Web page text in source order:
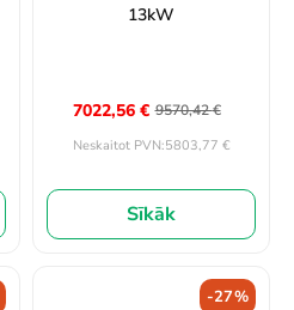
13kW
9570,42€
7022,56 €
Neskaitot PVN:5803,77 €
Sīkāk
-27%